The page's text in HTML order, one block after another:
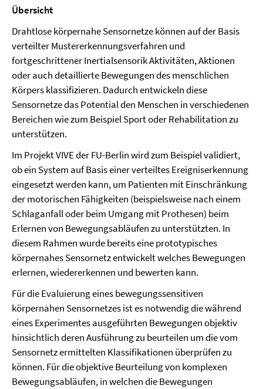
Übersicht
Drahtlose körpernahe Sensornetze können auf der Basis
verteilter Mustererkennungsverfahren und
fortgeschrittener Inertialsensorik Aktivitäten, Aktionen
oder auch detaillierte Bewegungen des menschlichen
Körpers klassifizieren. Dadurch entwickeln diese
Sensornetze das Potential den Menschen in verschiedenen
Bereichen wie zum Beispiel Sport oder Rehabilitation zu
unterstützen.
Im Projekt VIVE der FU-Berlin wird zum Beispiel validiert,
ob ein System auf Basis einer verteiltes Ereigniserkennung
eingesetzt werden kann, um Patienten mit Einschränkung
der motorischen Fähigkeiten (beispielsweise nach einem
Schlaganfall oder beim Umgang mit Prothesen) beim
Erlernen von Bewegungsabläufen zu unterstützten. In
diesem Rahmen wurde bereits eine prototypisches
körpernahes Sensornetz entwickelt welches Bewegungen
erlernen, wiedererkennen und bewerten kann.
Für die Evaluierung eines bewegungssensitiven
körpernahen Sensornetzes ist es notwendig die während
eines Experimentes ausgeführten Bewegungen objektiv
hinsichtlich deren Ausführung zu beurteilen um die vom
Sensornetz ermittelten Klassifikationen überprüfen zu
können. Für die objektive Beurteilung von komplexen
Bewegungsabläufen, in welchen die Bewegungen